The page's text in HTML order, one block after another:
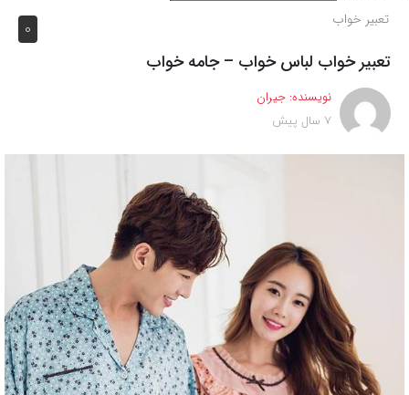
0 تعبیر خواب
تعبیر خواب لباس خواب – جامه خواب
نویسنده: جیران
7 سال پیش